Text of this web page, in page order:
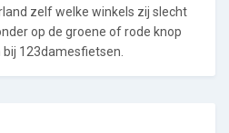
zelf welke winkels zij slecht
op de groene of rode knop
123damesfietsen.